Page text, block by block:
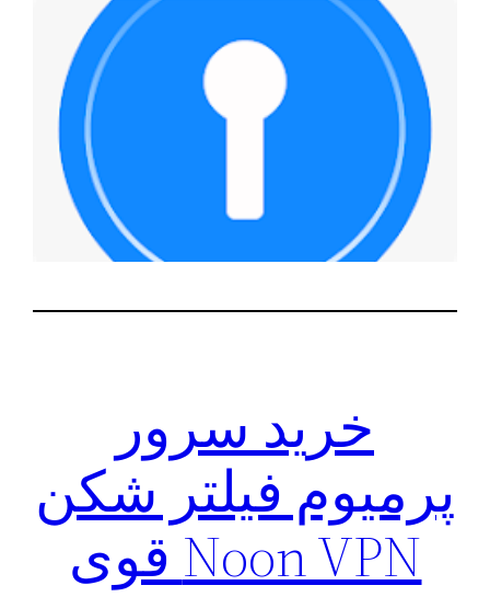
خرید سرور
پرمیوم فیلتر شکن
Noon VPN قوی